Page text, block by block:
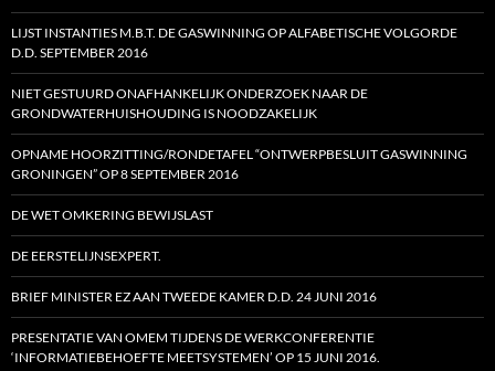
LIJST INSTANTIES M.B.T. DE GASWINNING OP ALFABETISCHE VOLGORDE
D.D. SEPTEMBER 2016
NIET GESTUURD ONAFHANKELIJK ONDERZOEK NAAR DE
GRONDWATERHUISHOUDING IS NOODZAKELIJK
OPNAME HOORZITTING/RONDETAFEL “ONTWERPBESLUIT GASWINNING
GRONINGEN” OP 8 SEPTEMBER 2016
DE WET OMKERING BEWIJSLAST
DE EERSTELIJNSEXPERT.
BRIEF MINISTER EZ AAN TWEEDE KAMER D.D. 24 JUNI 2016
PRESENTATIE VAN OMEM TIJDENS DE WERKCONFERENTIE
‘INFORMATIEBEHOEFTE MEETSYSTEMEN’ OP 15 JUNI 2016.